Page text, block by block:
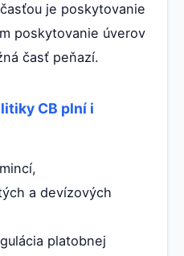
je poskytovanie
poskytovanie úverov
časť peňazí.
CB plní i
a devízových
platobnej